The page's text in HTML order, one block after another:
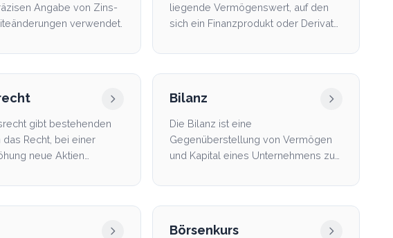
Angabe von Zins-
verwendet.
liegende Vermögenswert, auf den
sich ein Finanzprodukt oder Derivat
gibt bestehenden
das Recht, bei einer
neue Aktien
Bilanz
Die Bilanz ist eine
Gegenüberstellung von Vermögen
und Kapital eines Unternehmens zu
zeig...
Börsenkurs